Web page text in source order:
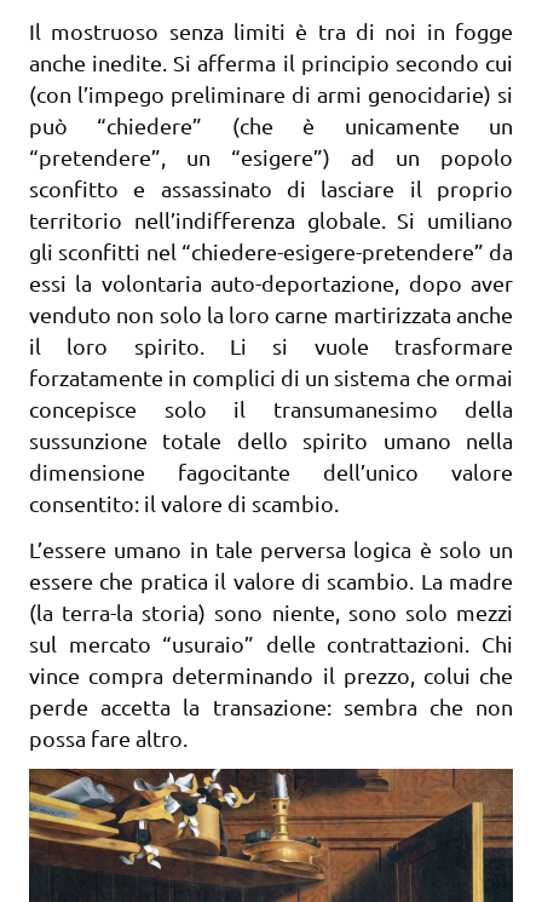
Il mostruoso senza limiti è tra di noi in fogge
anche inedite. Si afferma il principio secondo cui
(con l’impego preliminare di armi genocidarie) si
può “chiedere” (che è unicamente un
“pretendere”, un “esigere”) ad un popolo
sconfitto e assassinato di lasciare il proprio
territorio nell’indifferenza globale. Si umiliano
gli sconfitti nel “chiedere-esigere-pretendere” da
essi la volontaria auto-deportazione, dopo aver
venduto non solo la loro carne martirizzata anche
il loro spirito. Li si vuole trasformare
forzatamente in complici di un sistema che ormai
concepisce solo il transumanesimo della
sussunzione totale dello spirito umano nella
dimensione fagocitante dell’unico valore
consentito: il valore di scambio.
L’essere umano in tale perversa logica è solo un
essere che pratica il valore di scambio. La madre
(la terra-la storia) sono niente, sono solo mezzi
sul mercato “usuraio” delle contrattazioni. Chi
vince compra determinando il prezzo, colui che
perde accetta la transazione: sembra che non
possa fare altro.